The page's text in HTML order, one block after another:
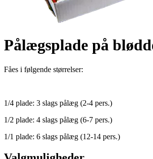
Pålægsplade på
Fåes i følgende størrelser:
1/4 plade: 3 slags pålæg (2-4 pers.)
1/2 plade: 4 slags pålæg (6-7 pers.)
1/1 plade: 6 slags pålæg (12-14 pers.)